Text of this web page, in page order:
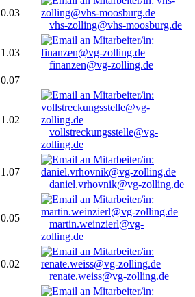
0.03
vhs-zolling@vhs-moosburg.de
1.03
finanzen@vg-zolling.de
0.07
1.02
vollstreckungsstelle@vg-
zolling.de
1.07
daniel.vrhovnik@vg-zolling.de
0.05
martin.weinzierl@vg-
zolling.de
0.02
renate.weiss@vg-zolling.de